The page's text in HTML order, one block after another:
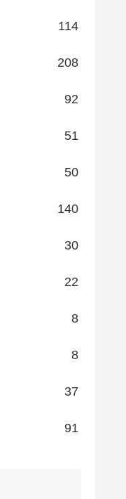
114
208
92
51
50
140
30
22
8
8
37
91